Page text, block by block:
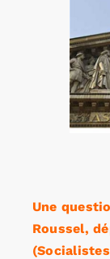
agrandie
Une
Roussel,